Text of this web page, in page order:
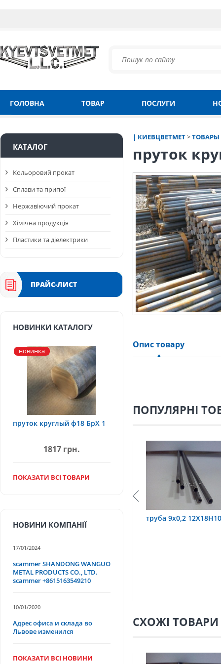
ГОЛОВНА ТОВАР ПОСЛУГИ
| КИЕВЦВЕТМЕТ>ТОВАРЫ
пруток
Опис товару
ПОПУЛЯРНІ
труба 9х0,2 12Х18Н10Т труба
СХОЖІ ТОВАРИ
КАТАЛОГ
Кольоровий прокат
Сплави та припої
Нержавіючий прокат
Хімічна продукція
Пластики та діелектрики
ПРАЙС-ЛИСТ
НОВИНКИ КАТАЛОГУ
новинка
пруток круглый ф18 БрХ 1
1817 грн.
ПОКАЗАТИ ВСІ ТОВАРИ
НОВИНИ КОМПАНІЇ
17/01/2024
scammer SHANDONG WANGUO
METAL PRODUCTS CO., LTD.
scammer +8615163549210
10/01/2020
Адрес офиса и склада во
Львове изменился
ПОКАЗАТИ ВСІ НОВИНИ